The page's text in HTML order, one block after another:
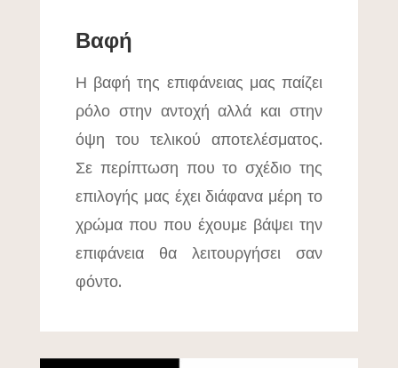
Βαφή
Η βαφή της επιφάνειας μας παίζει
ρόλο στην αντοχή αλλά και στην
όψη του τελικού αποτελέσματος.
Σε περίπτωση που το σχέδιο της
επιλογής μας έχει διάφανα μέρη το
χρώμα που που έχουμε βάψει την
επιφάνεια θα λειτουργήσει σαν
φόντο.